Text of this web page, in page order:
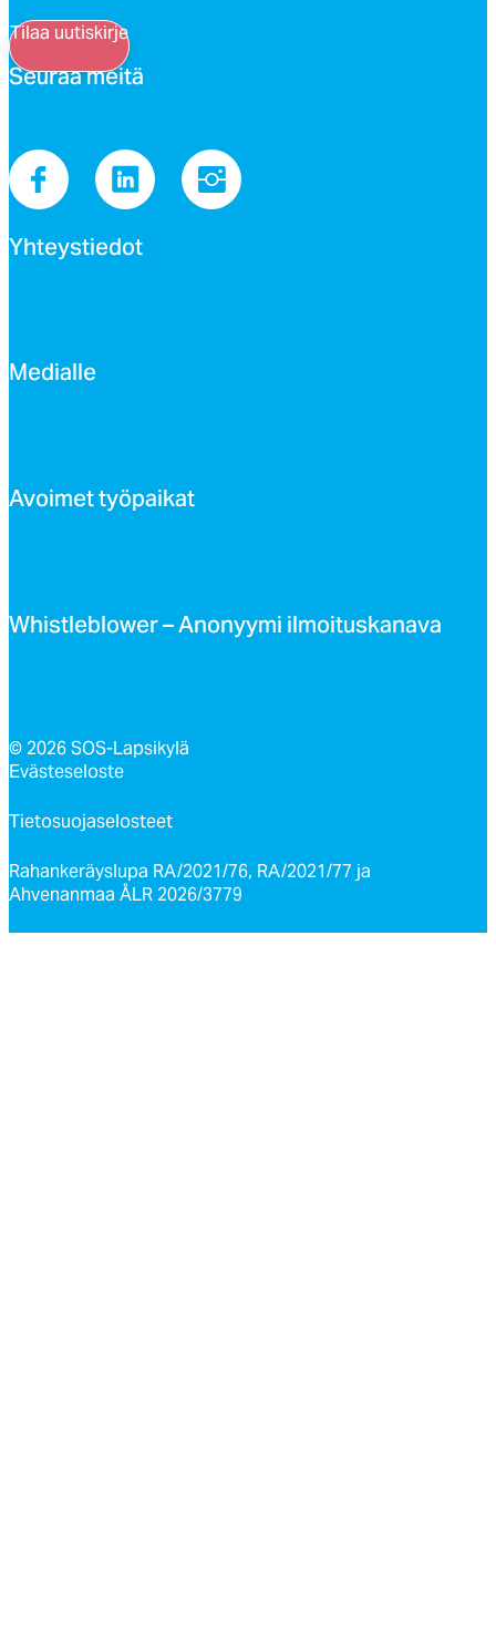
Tilaa uutiskirje
Seu­raa mei­tä
Yh­teys­tie­dot
Me­dial­le
Avoi­met työ­pai­kat
Whist­leb­lo­wer – Ano­nyy­mi il­moi­tus­ka­na­va
© 2026 SOS-Lapsikylä
Evästeseloste
Tietosuojaselosteet
Rahankeräyslupa RA/2021/76, RA/2021/77 ja
Ahvenanmaa ÅLR 2026/3779